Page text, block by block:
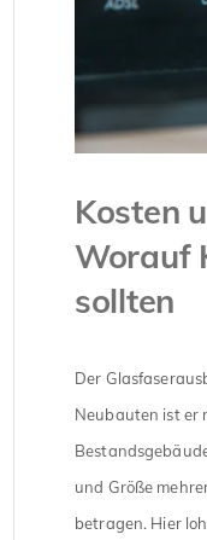
Kosten
Worauf
sollten
Der
Neubauten ist er
und Größe
betragen. Hier